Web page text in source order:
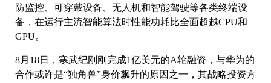
防监控、可穿戴设备、无人机和智能驾驶等各类终端设
备，在运行主流智能算法时性能功耗比全面超越CPU和
GPU。
8月18日，寒武纪刚刚完成1亿美元的A轮融资，与华为的
合作或许是“独角兽”身价飙升的原因之一，其战略投资方